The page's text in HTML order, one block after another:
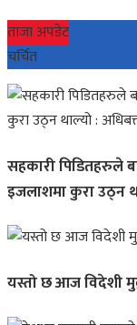
ताजा अपडेट
चर्चित
सहकारी पिडितहरुले
इजलाशमा कुरा उठ्न
यस्तो छ आज विदेशी